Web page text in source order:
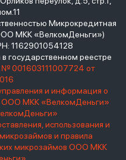
Микрокредитная
МКК «ВелкомДеньги»)
1162901054128
государственном реестре
№ 001603111007724 от
и информация о
ООО МКК «ВелкомДеньги»
использования и
и правила
микрозаймов ООО МКК